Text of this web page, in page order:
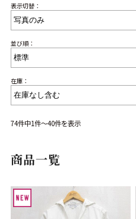
店舗一覧
全国7店舗・公式通販の比較
発送について 12時まで
5 ラルフローレン 大きいサ
表示切替：
並び順：
在庫：
74件中1件～40件を表示
商品一覧